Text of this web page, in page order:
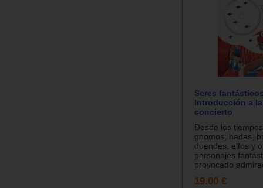
Seres
Introducción a
concierto
Desde los
gnomos, hadas,
duendes, elfos y
personajes
provocado
19.00 €